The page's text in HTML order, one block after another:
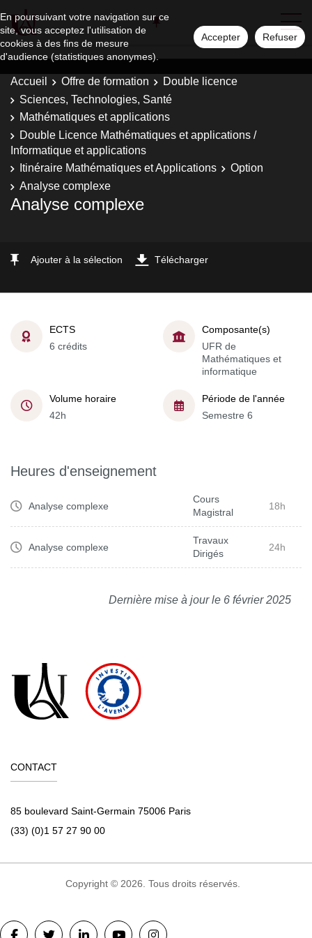
En poursuivant votre navigation sur ce
site, vous acceptez l'utilisation de
cookies à des fins de mesure
d'audience (statistiques anonymes).
Accepter Refuser
Accueil Offre de formation
Double licence
Sciences, Technologies, Santé
Mathématiques et applications
Double Licence Mathématiques et applications /
Informatique et applications
Itinéraire Mathématiques et Applications
Option
Analyse complexe
Analyse complexe
Ajouter à la sélection Télécharger
ECTS
6 crédits
Composante(s)
UFR de
Mathématiques et
informatique
Volume horaire
42h
Période de l'année
Semestre 6
Heures d'enseignement
Analyse complexe
Cours
Magistral
18h
Analyse complexe
Travaux
Dirigés
24h
Dernière mise à jour le 6 février 2025
CONTACT
85 boulevard Saint-Germain 75006 Paris
(33) (0)1 57 27 90 00
Copyright © 2026. Tous droits réservés.